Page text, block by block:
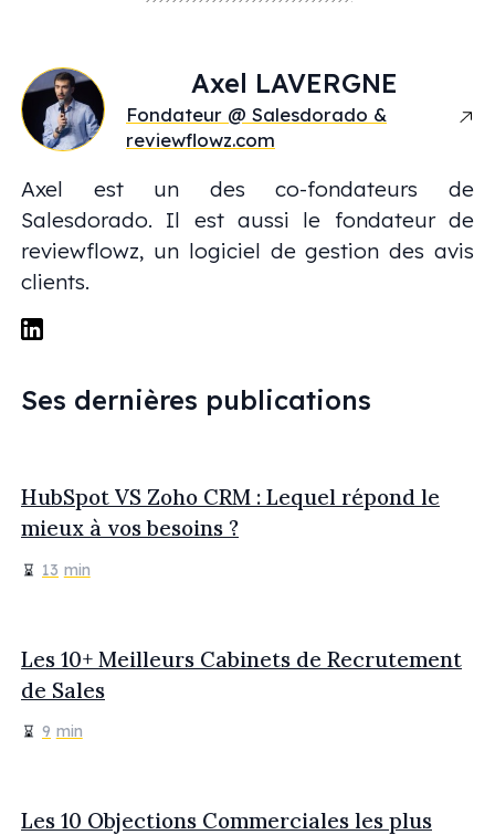
Axel LAVERGNE
Fondateur @ Salesdorado &
reviewflowz.com
Axel est un des co-fondateurs de
Salesdorado. Il est aussi le fondateur de
reviewflowz, un logiciel de gestion des avis
clients.
Ses dernières publications
HubSpot VS Zoho CRM : Lequel répond le
mieux à vos besoins ?
13 min
Les 10+ Meilleurs Cabinets de Recrutement
de Sales
9 min
Les 10 Objections Commerciales les plus